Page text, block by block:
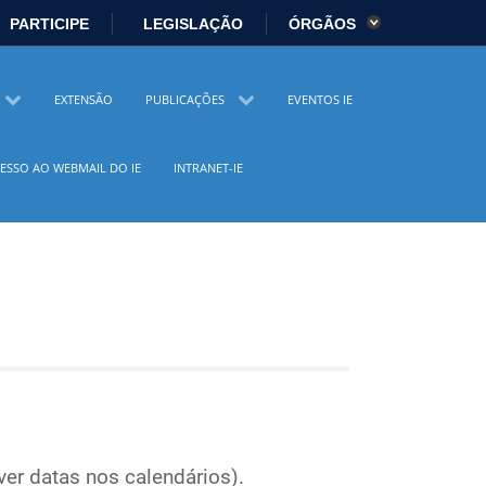
PARTICIPE LEGISLAÇÃO ÓRGÃOS
Ministério da Economia
EXTENSÃO PUBLICAÇÕES EVENTOS IE
AO WEBMAIL DO IE INTRANET-IE
datas nos calendários).